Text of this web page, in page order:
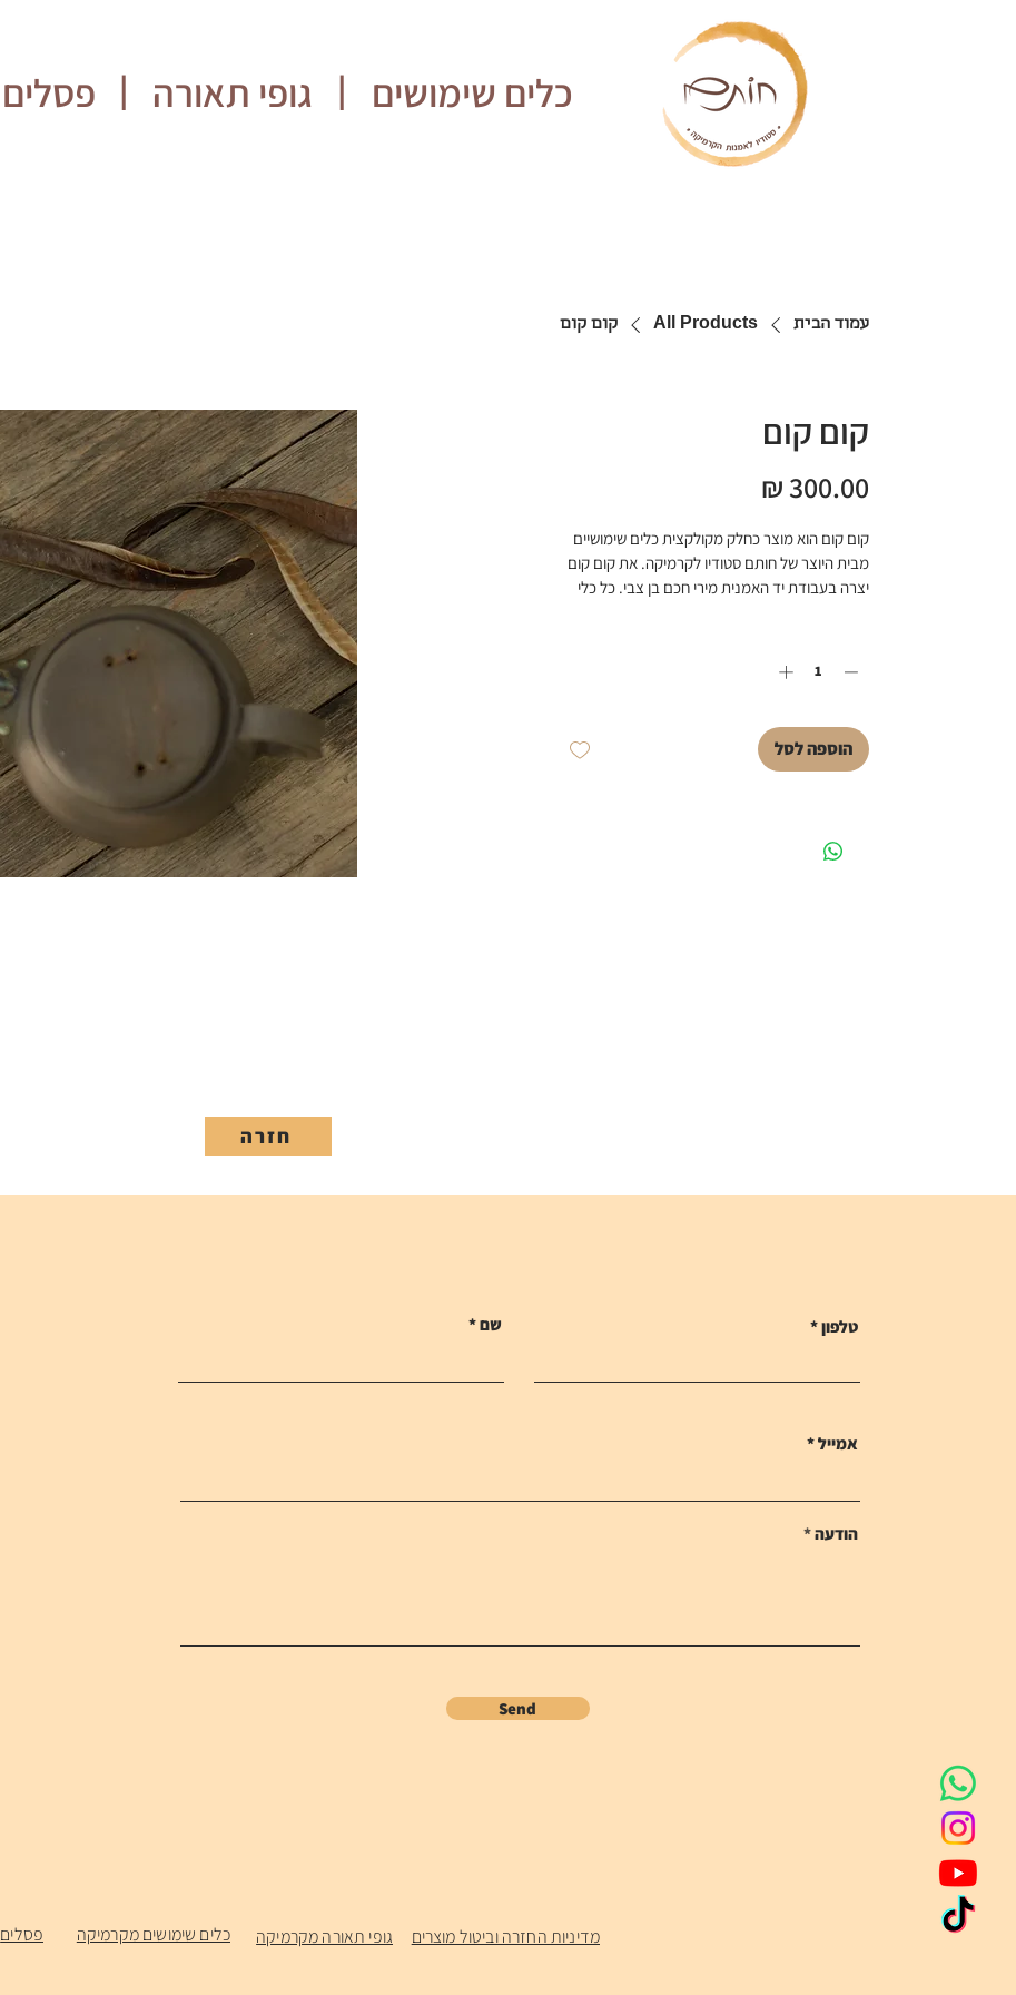
פסלים גופי תאורה כלים שימושים
עמוד הבית All Products קום קום
קום קום
קום קום הוא מוצר כחלק מקולקצית כלים שימושיים
מבית היוצר של חותם סטודיו לקרמיקה. את קום קום
יצרה בעבודת יד האמנית מירי חכם בן צבי. כל כלי
המכסה של קום קום עשויה מחוט נחושת. ניתן לשם
ניתן להזמין מראש את המוצר זמן היצור כ 4 שבועות.
הוספה לסל
חזרה
שם טלפון
אמייל
הודעה
Send
פסלים כלים שימושים מקרמיקה גופי תאורה מקרמיקה
מדיניות החזרה וביטול מוצרים